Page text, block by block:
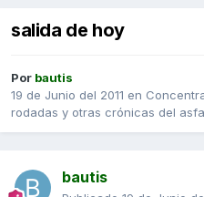
salida de hoy
Por bautis
19 de Junio del 2011 en
rodadas y otras crónicas del
bautis